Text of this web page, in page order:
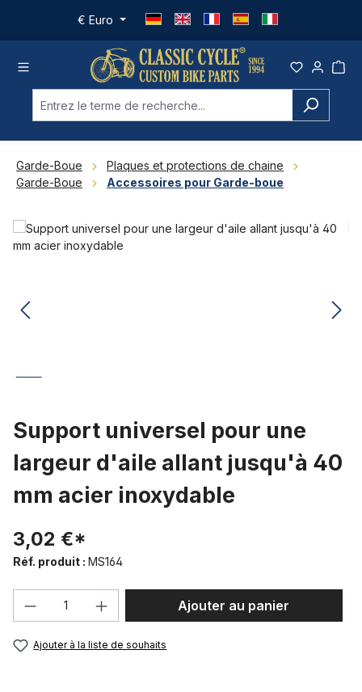
Passer au contenu principal
€ Euro
Garde-Boue
Plaques et protections de chaine
Garde-Boue
Accessoires pour Garde-boue
Ignorer la galerie d'images
Support universel pour une
largeur d'aile allant jusqu'à 40
mm acier inoxydable
3,02 €*
Réf. produit : MS164
Quantité de produit : Entrez la
Ajouter au panier
Ajouter à la liste de souhaits